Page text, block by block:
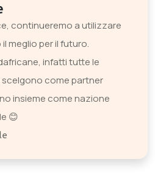
continueremo a utilizzare
meglio per il futuro.
infatti tutte le
come partner
insieme come nazione
😊